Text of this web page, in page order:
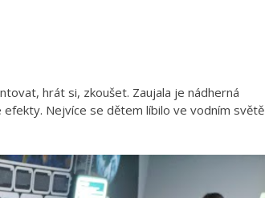
hrát si, zkoušet. Zaujala je nádherná
Nejvíce se dětem líbilo ve vodním světě